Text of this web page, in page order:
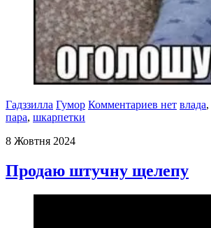
Гадззилла Гумор Комментариев нет влада,
пара, шкарпетки
8 Жовтня 2024
Продаю штучну щелепу